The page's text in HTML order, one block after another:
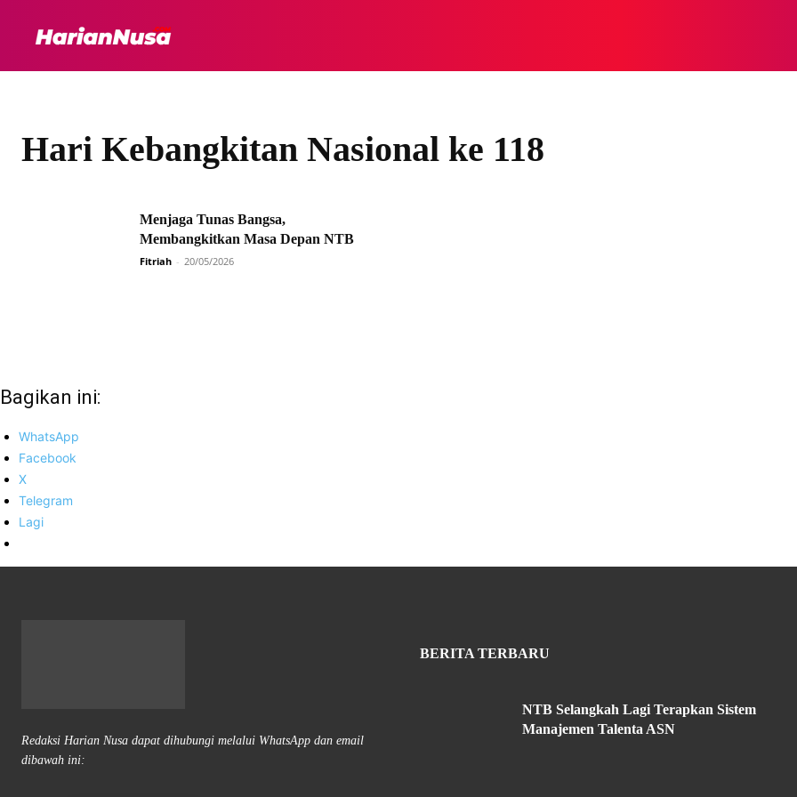
Hari Kebangkitan Nasional ke 118
Menjaga Tunas Bangsa,
Membangkitkan Masa Depan NTB
Fitriah - 20/05/2026
Bagikan ini:
WhatsApp
Facebook
X
Telegram
Lagi
Redaksi Harian Nusa dapat dihubungi melalui WhatsApp dan email
dibawah ini:
BERITA TERBARU
NTB Selangkah Lagi Terapkan Sistem
Manajemen Talenta ASN